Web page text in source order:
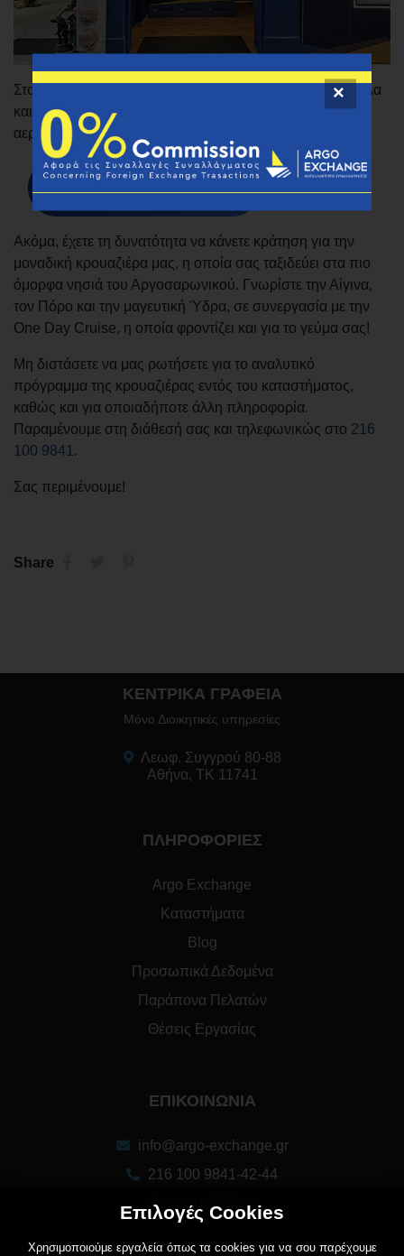
Στο κατάστημά μας θα μπορείτε επίσης να κλείνετε εύκολα
και γρήγορα τα εισιτήριά σας. Τόσο ακτοπλοϊκά, όσο και
αεροπορικά.
Ακόμα, έχετε τη δυνατότητα να κάνετε κράτηση για την
μοναδική κρουαζιέρα μας, η οποία σας ταξιδεύει στα πιο
όμορφα νησιά του Αργοσαρωνικού. Γνωρίστε την Αίγινα,
τον Πόρο και την μαγευτική Ύδρα, σε συνεργασία με την
One Day Cruise, η οποία φροντίζει και για το γεύμα σας!
Μη διστάσετε να μας ρωτήσετε για το αναλυτικό
πρόγραμμα της κρουαζιέρας εντός του καταστήματος,
καθώς και για οποιαδήποτε άλλη πληροφορία.
Παραμένουμε στη διάθεσή σας και τηλεφωνικώς στο 216
100 9841 .
Σας περιμένουμε!
Share
ΚΕΝΤΡΙΚΑ ΓΡΑΦΕΙΑ
Μόνο Διοικητικές υπηρεσίες
Λεωφ. Συγγρού 80-88
Αθήνα, ΤΚ 11741
ΠΛΗΡΟΦΟΡΙΕΣ
Argo Exchange
Καταστήματα
Blog
Προσωπικά Δεδομένα
Παράπονα Πελατών
Θέσεις Εργασίας
ΕΠΙΚΟΙΝΩΝΙΑ
info@argo-exchange.gr
216 100 9841-42-44
6940 277713
Επιλογές Cookies
Χρησιμοποιούμε εργαλεία όπως τα cookies για να σου παρέχουμε